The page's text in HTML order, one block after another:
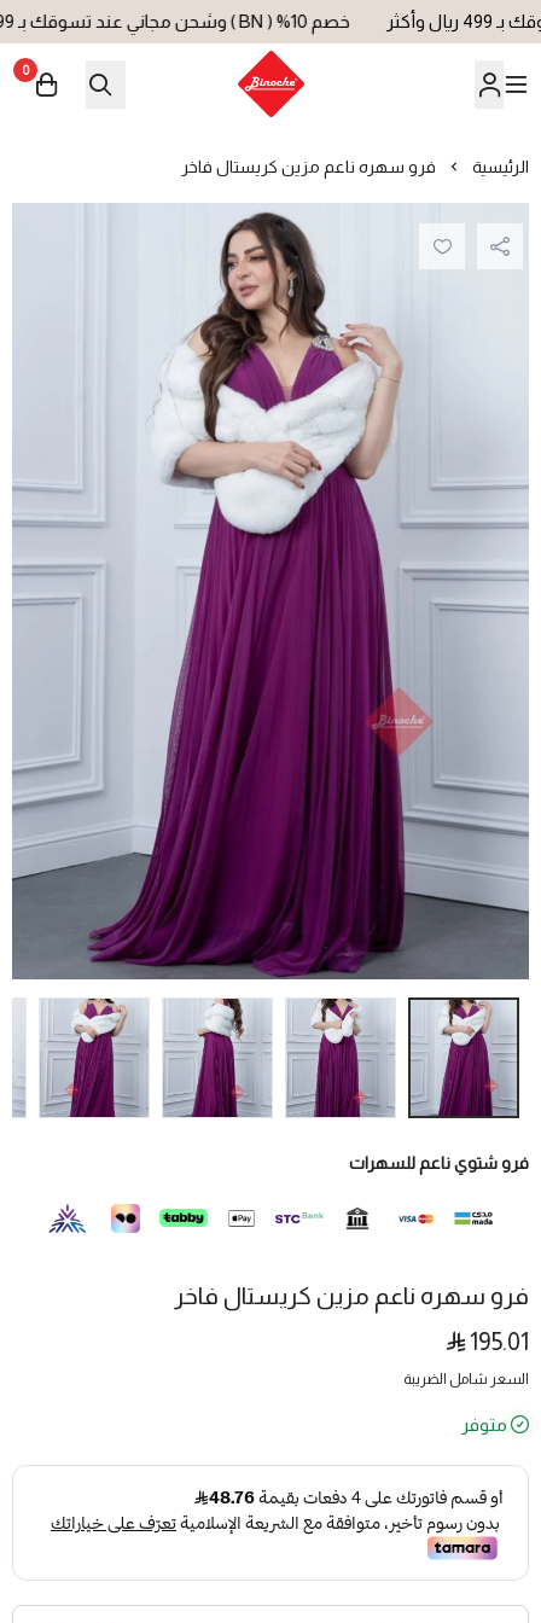
خصم 10% ( BN ) وشحن مجاني عند تسوقك بـ 499 ريال وأكثر
بينوش | Binoche
0
الرئيسية فرو سهره ناعم مزين كريستال فاخر
فرو سهره ناعم مزين كريستال فاخر
فرو شتوي ناعم للسهرات
195.01
السعر شامل الضريبة
متوفر